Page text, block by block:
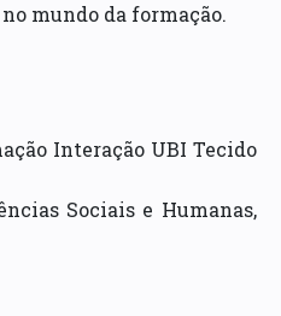
mundo da formação.
Interação UBI Tecido
Sociais e Humanas,